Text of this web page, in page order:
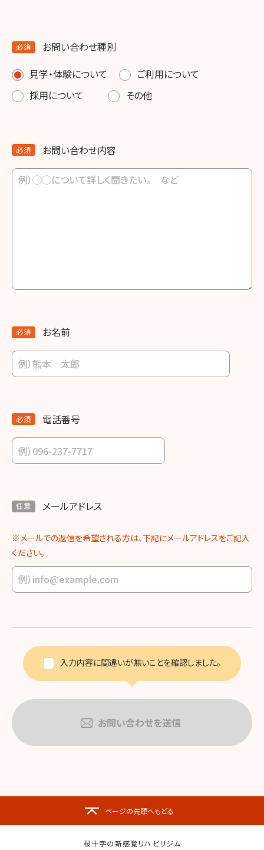
お問い合わせ種別
必須
見学・体験について
ご利用について
採用について
その他
お問い合わせ内容
必須
お名前
必須
電話番号
必須
メールアドレス
任意
※メールでの返信を希望される方は、下記にメールアドレスをご記入
ください。
入力内容に間違いが無いことを確認しました。
ページの先頭へもどる
桜十字の新感覚リハビリジム